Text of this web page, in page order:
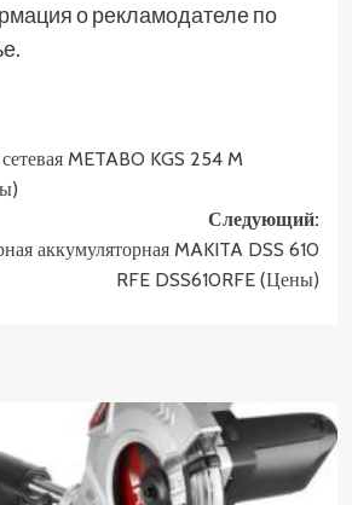
о рекламодателе по
METABO KGS 254 M
Следующий:
аккумуляторная MAKITA DSS 610
RFE DSS610RFE (Цены)